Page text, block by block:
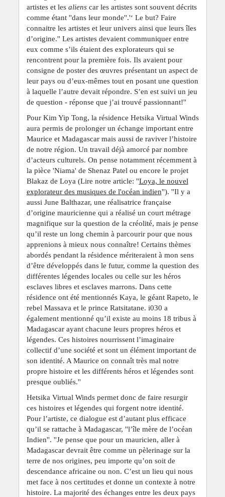
artistes et les alienscar les artistes sont souvent décrits
comme étant ''dans leur monde''.'‘ Le but? Faire
connaitre les artistes et leur univers ainsi que leurs îles
d’origine.'' Les artistes devaient communiquer entre
eux comme s’ils étaient des explorateurs qui se
rencontrent pour la première fois. Ils avaient pour
consigne de poster des œuvres présentant un aspect de
leur pays ou d’eux-mêmes tout en posant une question
à laquelle l’autre devait répondre. S’en est suivi un jeu
de question - réponse que j’ai trouvé passionnant!''
Pour Kim Yip Tong, la résidence Hetsika Virtual Winds
aura permis de prolonger un échange important entre
Maurice et Madagascar mais aussi de raviver l’histoire
de notre région. Un travail déjà amorcé par nombre
d’acteurs culturels. On pense notamment récemment à
la pièce 'Niama' de Shenaz Patel ou encore le projet
Blakaz de Loya (Lire notre article: ''Loya, le nouvel
explorateur des musiques de l'océan indien''). ''Il y a
aussi June Balthazar, une réalisatrice française
d’origine mauricienne qui a réalisé un court métrage
magnifique sur la question de la créolité, mais je pense
qu’il reste un long chemin à parcourir pour que nous
apprenions à mieux nous connaître! Certains thèmes
abordés pendant la résidence mériteraient à mon sens
d’être développés dans le futur, comme la question des
différentes légendes locales ou celle sur les héros
esclaves libres et esclaves marrons. Dans cette
résidence ont été mentionnés Kaya, le géant Rapeto, le
rebel Massava et le prince Ratsitatane. i030 a
également mentionné qu’il existe au moins 18 tribus à
Madagascar ayant chacune leurs propres héros et
légendes. Ces histoires nourrissent l’imaginaire
collectif d’une société et sont un élément important de
son identité. A Maurice on connaît très mal notre
propre histoire et les différents héros et légendes sont
presque oubliés.''
Hetsika Virtual Winds permet donc de faire resurgir
ces histoires et légendes qui forgent notre identité.
Pour l’artiste, ce dialogue est d’autant plus efficace
qu’il se rattache à Madagascar, ''l’île mère de l’océan
Indien''. ''Je pense que pour un mauricien, aller à
Madagascar devrait être comme un pèlerinage sur la
terre de nos origines, peu importe qu’on soit de
descendance africaine ou non. C’est un lieu qui nous
met face à nos certitudes et donne un contexte à notre
histoire. La majorité des échanges entre les deux pays